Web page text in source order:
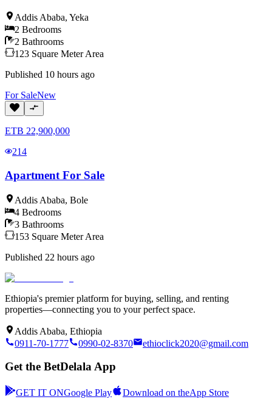
Addis Ababa, Yeka
2 Bedrooms
2 Bathrooms
123 Square Meter Area
Published 10 hours ago
For SaleNew
ETB 22,900,000
214
Apartment For Sale
Addis Ababa, Bole
4 Bedrooms
3 Bathrooms
153 Square Meter Area
Published 22 hours ago
Ethiopia's premier platform for buying, selling, and renting
properties—connecting you to your perfect space.
Addis Ababa, Ethiopia
0911-70-1777
0990-02-8370 ethioclick2020@gmail.com
Get the BetDelala App
GET IT ONGoogle Play Download on theApp Store